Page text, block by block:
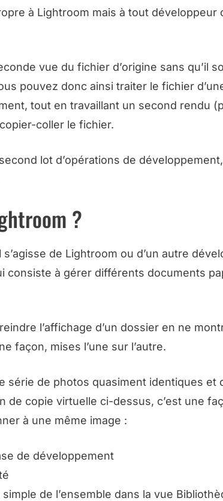
à Lightroom mais à tout développeur
vue du fichier d’origine sans qu’il
pouvez donc ainsi traiter le fichier
tout en travaillant un second rendu
coller le fichier.
lot d’opérations de
?
de Lightroom ou d’un autre
consiste à gérer différents documents
l’affichage d’un dossier en ne
façon, mises l’une sur l’autre.
série de photos quasiment identiques et
de copie virtuelle ci-dessus, c’est une
à une même image :
de développement
de l’ensemble dans la vue